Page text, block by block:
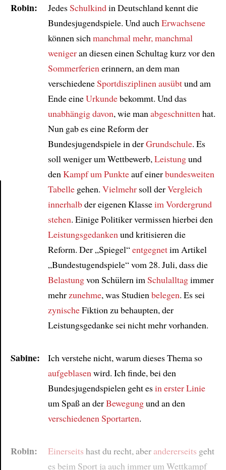
Robin: JedesSchulkindin Deutschland kennt die
Bundesjugendspiele. Und auch Erwachsene
können sich manchmal mehr, manchmal
wenigeran diesen einen Schultag kurz vor den
Sommerferien erinnern, an dem man
verschiedeneSportdisziplinen ausübtund am
Ende eineUrkundebekommt. Und das
unabhängig davon, wie man abgeschnitten hat.
Nun gab es eine Reform der
Bundesjugendspiele in derGrundschule. Es
soll weniger um Wettbewerb, Leistungund
den Kampf um Punkteauf einerbundesweiten
Tabellegehen. Vielmehrsoll derVergleich
innerhalbder eigenen Klasseim Vordergrund
stehen. Einige Politiker vermissen hierbei den
Leistungsgedanken und kritisieren die
Reform. Der „Spiegel“entgegnetim Artikel
„Bundestugendspiele“ vom 28. Juli, dass die
Belastungvon Schülern im Schulalltagimmer
mehr zunehme, was Studien belegen. Es sei
zynischeFiktion zu behaupten, der
Leistungsgedanke sei nicht mehr vorhanden.
Sabine:
Ich verstehe nicht, warum dieses Thema so
aufgeblasen wird. Ich finde, bei den
Bundesjugendspielen geht esin erster Linie
um Spaß an derBewegungund an den
verschiedenen Sportarten.
Robin: Einerseits hast du recht, aberandererseits geht
es beim Sport ja auch immer um Wettkampf